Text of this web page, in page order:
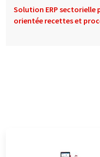
Solution ERP
orientée recettes et